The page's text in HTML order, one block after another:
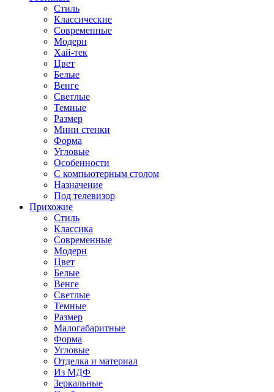
Стиль
Классические
Современные
Модерн
Хай-тек
Цвет
Белые
Венге
Светлые
Темные
Размер
Мини стенки
Форма
Угловые
Особенности
С компьютерным столом
Назначение
Под телевизор
Прихожие
Стиль
Классика
Современные
Модерн
Цвет
Белые
Венге
Светлые
Темные
Размер
Малогабаритные
Форма
Угловые
Отделка и материал
Из МДФ
Зеркальные